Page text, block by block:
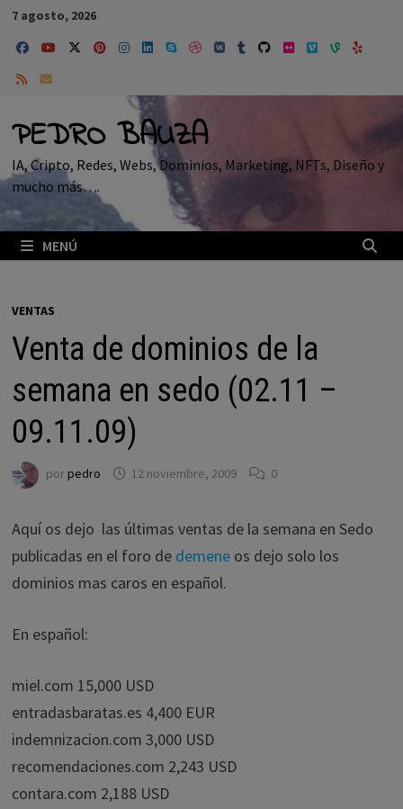
Saltar
contenido
7 agosto, 2026
PEDRO BAUZA
IA, Cripto, Redes, Webs, Dominios, Marketing, NFTs, Diseño y
mucho más….
MENÚ
VENTAS
Venta de dominios de la
semana en sedo (02.11 –
09.11.09)
porpedro 12 noviembre, 2009 0
Aquí os dejo las últimas ventas de la semana en Sedo
publicadas en el foro de demeneos dejo solo los
dominios mas caros en español.
En español:
miel.com 15,000 USD
entradasbaratas.es 4,400 EUR
indemnizacion.com 3,000 USD
recomendaciones.com 2,243 USD
contara.com 2,188 USD